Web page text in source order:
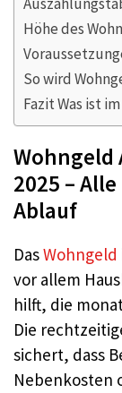
Höhe des
So wird
Fazit Was ist
Wohngeld
2025 –
Ablauf
DasWohngeld
vor allem
hilft, die
Die
sichert, dass
Nebenkosten